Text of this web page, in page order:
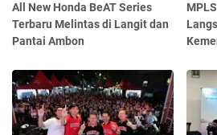
All New Honda BeAT Series
Terbaru Melintas di Langit dan
Pantai Ambon